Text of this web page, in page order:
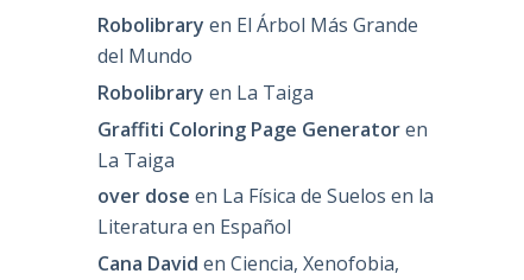
Robolibrary en El Árbol Más Grande
del Mundo
Robolibrary en La Taiga
Graffiti Coloring Page Generatoren
La Taiga
over dose en La Física de Suelos en la
Literatura en Español
Cana David enCiencia, Xenofobia,